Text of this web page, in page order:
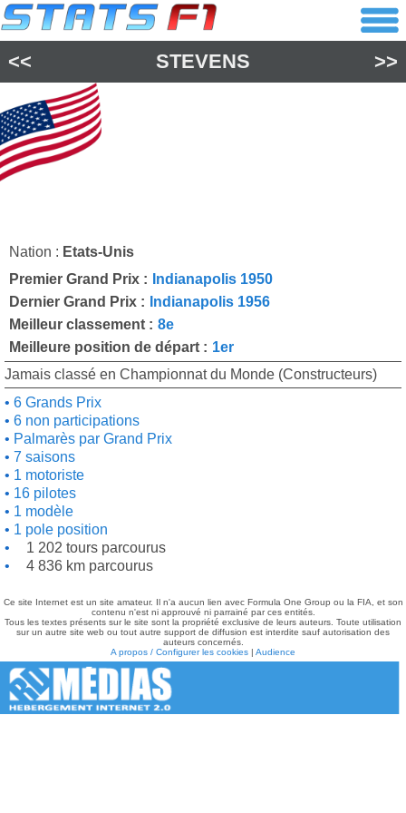
<< STEVENS >>
Nation : Etats-Unis
Premier Grand Prix :
Indianapolis 1950
Dernier Grand Prix :
Indianapolis 1956
Meilleur classement : 8e
Meilleure position de départ : 1er
Jamais classé en Championnat du Monde (Constructeurs)
6 Grands Prix
6 non participations
Palmarès par Grand Prix
7 saisons
1 motoriste
16 pilotes
1 modèle
1 pole position
1 202 tours parcourus
4 836 km parcourus
Ce site Internet est un site amateur. Il n'a aucun lien avec Formula One Group ou la FIA, et son
contenu n'est ni approuvé ni parrainé par ces entités.
Tous les textes présents sur le site sont la propriété exclusive de leurs auteurs. Toute utilisation
sur un autre site web ou tout autre support de diffusion est interdite sauf autorisation des
auteurs concernés.
A propos / Configurer les cookies | Audience